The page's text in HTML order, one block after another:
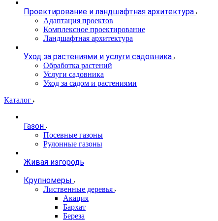
Проектирование и ландшафтная архитектура
Адаптация проектов
Комплексное проектирование
Ландшафтная архитектура
Уход за растениями и услуги садовника
Обработка растений
Услуги садовника
Уход за садом и растениями
Каталог
Газон
Посевные газоны
Рулонные газоны
Живая изгородь
Крупномеры
Лиственные деревья
Акация
Бархат
Береза